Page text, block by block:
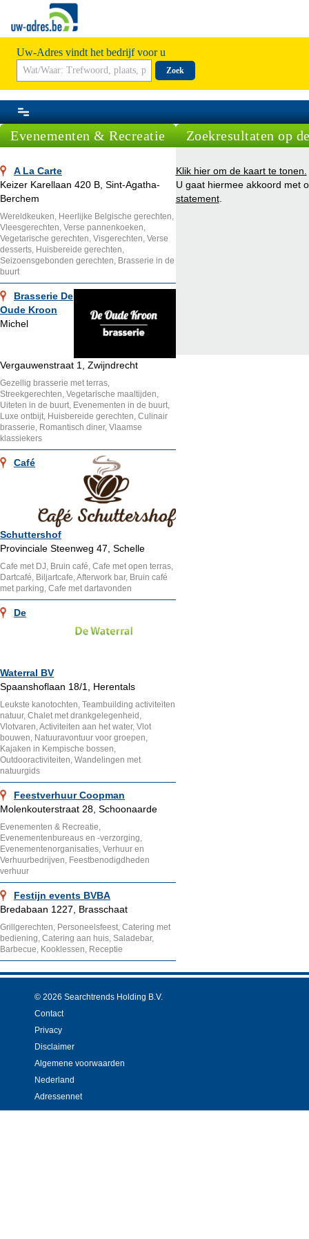
Uw-Adres vindt het bedrijf voor u
Zoek
Evenementen & Recreatie
A La Carte
Keizer Karellaan 420 B, Sint-Agatha-
Berchem
Wereldkeuken, Heerlijke Belgische gerechten,
Vleesgerechten, Verse pannenkoeken,
Vegetarische gerechten, Visgerechten, Verse
desserts, Huisbereide gerechten,
Seizoensgebonden gerechten, Brasserie in de
buurt
Brasserie De
Oude Kroon
Michel
Vergauwenstraat 1, Zwijndrecht
Gezellig brasserie met terras,
Streekgerechten, Vegetarische maaltijden,
Uiteten in de buurt, Evenementen in de buurt,
Luxe ontbijt, Huisbereide gerechten, Culinair
brasserie, Romantisch diner, Vlaamse
klassiekers
Café
Schuttershof
Provinciale Steenweg 47, Schelle
Cafe met DJ, Bruin café, Cafe met open terras,
Dartcafé, Biljartcafe, Afterwork bar, Bruin café
met parking, Cafe met dartavonden
De
Waterral BV
Spaanshoflaan 18/1, Herentals
Leukste kanotochten, Teambuilding activiteiten
natuur, Chalet met drankgelegenheid,
Vlotvaren, Activiteiten aan het water, Vlot
bouwen, Natuuravontuur voor groepen,
Kajaken in Kempische bossen,
Outdooractiviteiten, Wandelingen met
natuurgids
Feestverhuur Coopman
Molenkouterstraat 28, Schoonaarde
Evenementen & Recreatie,
Evenementenbureaus en -verzorging,
Evenementenorganisaties, Verhuur en
Verhuurbedrijven, Feestbenodigdheden
verhuur
Festijn events BVBA
Bredabaan 1227, Brasschaat
Grillgerechten, Personeelsfeest, Catering met
bediening, Catering aan huis, Saladebar,
Barbecue, Kooklessen, Receptie
Zoekresultaten op
Klik hier om de kaart te tonen.
U gaat hiermee akkoord met
statement.
© 2026 Searchtrends Holding B.V.
Contact
Privacy
Disclaimer
Algemene voorwaarden
Nederland
Adressennet